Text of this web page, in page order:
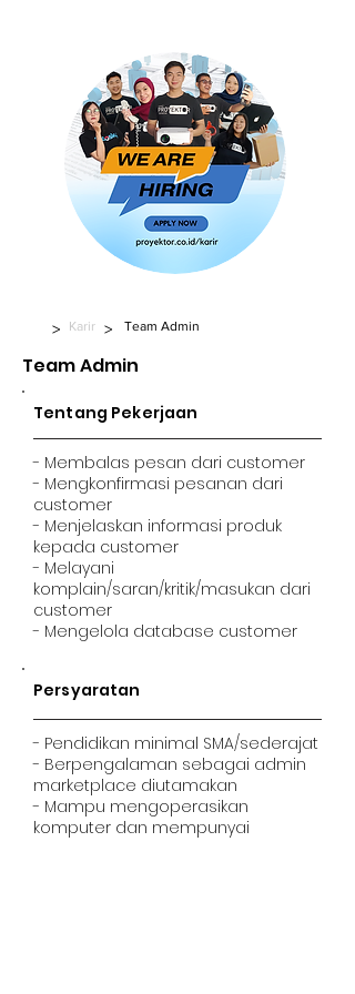
> Karir > Team Admin
Team Admin
Tentang Pekerjaan
- Membalas pesan dari customer
- Mengkonfirmasi pesanan dari
customer
- Menjelaskan informasi produk
kepada customer
- Melayani
komplain/saran/kritik/masukan dari
customer
- Mengelola database customer
Persyaratan
- Pendidikan minimal SMA/sederajat
- Berpengalaman sebagai admin
marketplace diutamakan
- Mampu mengoperasikan
komputer dan mempunyai